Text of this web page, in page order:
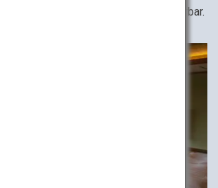
und in der Liebe zum Detail spürbar.